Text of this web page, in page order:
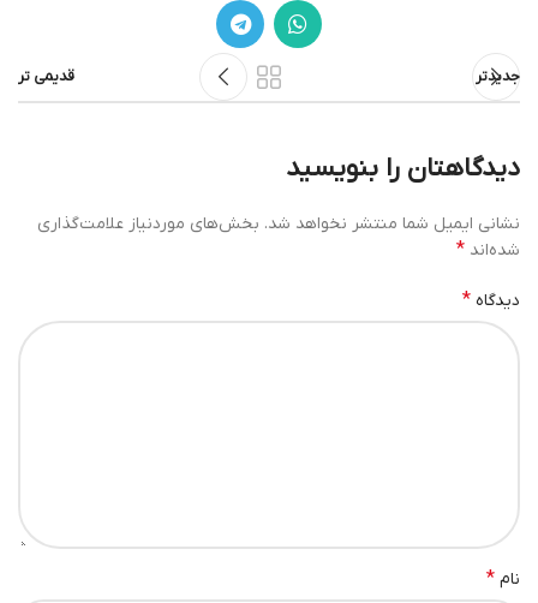
جدیدتر قدیمی تر
دیدگاهتان را بنویسید
نشانی ایمیل شما منتشر نخواهد شد. بخش‌های موردنیاز علامت‌گذاری
شده‌اند *
دیدگاه *
نام *